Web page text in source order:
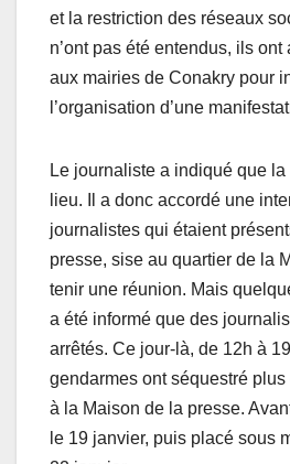
et la restriction des réseaux
n’ont pas été entendus, ils
aux mairies de Conakry pour
l’organisation d’une
Le journaliste a indiqué que la
lieu. Il a donc accordé une
journalistes qui étaient
presse, sise au quartier de la
tenir une réunion. Mais
a été informé que des
arrêtés. Ce jour-là, de 12h à
gendarmes ont séquestré
à la Maison de la presse.
le 19 janvier, puis placé sous